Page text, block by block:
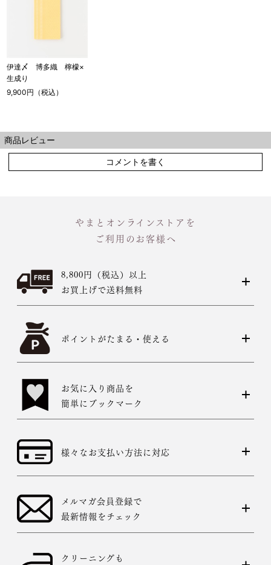
伊達〆 博多織 檸檬×
生成り
9,900円（税込）
商品レビュー
コメントを書く
やまとオンラインストアを
ご利用のお客様へ
8,800円（税込）以上
お買上げで送料無料
ポイントがたまる・使える
お気に入り商品を
簡単にブックマーク
様々なお支払い方法に対応
メルマガ会員登録で
最新情報をチェック
クリーニングも